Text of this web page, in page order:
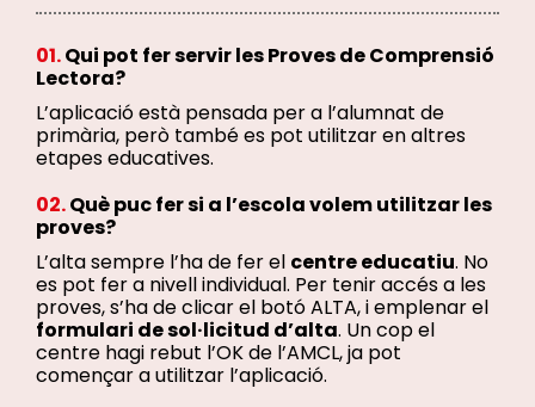
01.Qui pot fer servir les Proves de Comprensió
Lectora?
L’aplicació està pensada per a l’alumnat de
primària, però també es pot utilitzar en altres
etapes educatives.
02.Què puc fer si a l’escola volem utilitzar les
proves?
L’alta sempre l’ha de fer el centre educatiu. No
es pot fer a nivell individual. Per tenir accés a les
proves, s’ha de clicar el botó ALTA, i emplenar el
formulari de sol·licitud d’alta. Un cop el
centre hagi rebut l’OK de l’AMCL, ja pot
començar a utilitzar l’aplicació.